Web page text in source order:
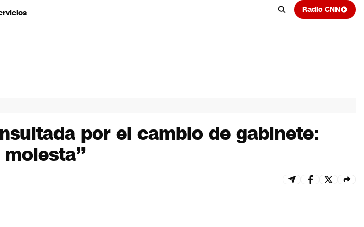
Radio CNN
por el cambio de gabinete: